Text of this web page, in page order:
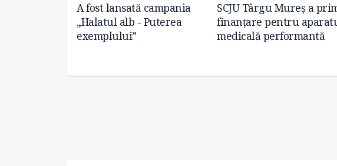
A fost lansată campania
„Halatul alb - Puterea
exemplului”
SCJU Târgu Mureş a
finanţare pentru
medicală performantă